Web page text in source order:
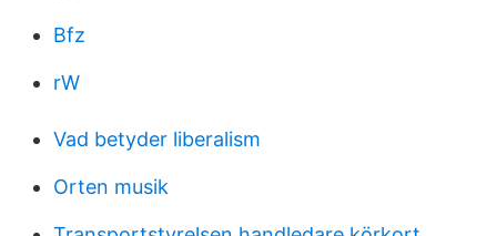
Bfz
rW
Vad betyder liberalism
Orten musik